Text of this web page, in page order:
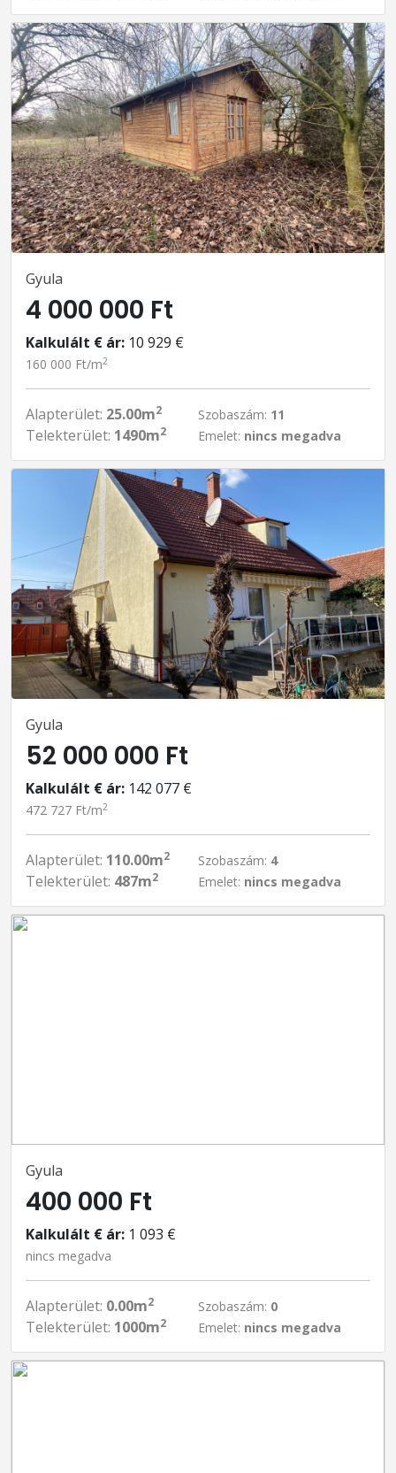
Gyula
4 000 000 Ft
Kalkulált € ár: 10 929 €
160 000 Ft/m2
Alapterület: 25.00m2
Telekterület: 1490m2
Szobaszám: 11
Emelet: nincs megadva
Gyula
52 000 000 Ft
Kalkulált € ár: 142 077 €
472 727 Ft/m2
Alapterület: 110.00m2
Telekterület: 487m2
Szobaszám: 4
Emelet: nincs megadva
Gyula
400 000 Ft
Kalkulált € ár: 1 093 €
nincs megadva
Alapterület: 0.00m2
Telekterület: 1000m2
Szobaszám: 0
Emelet: nincs megadva